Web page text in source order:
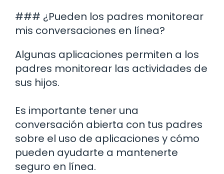
### ¿Pueden los padres monitorear
mis conversaciones en línea?
Algunas aplicaciones permiten a los
padres monitorear las actividades de
sus hijos.
Es importante tener una
conversación abierta con tus padres
sobre el uso de aplicaciones y cómo
pueden ayudarte a mantenerte
seguro en línea.